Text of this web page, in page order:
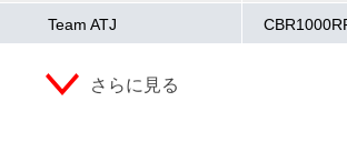
Team ATJ
さらに見る